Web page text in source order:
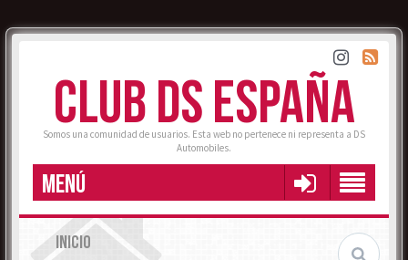
CLUB DS ESPAÑA
Somos una comunidad de usuarios. Esta web no pertenece ni representa a DS
Automobiles.
MENÚ
INICIO